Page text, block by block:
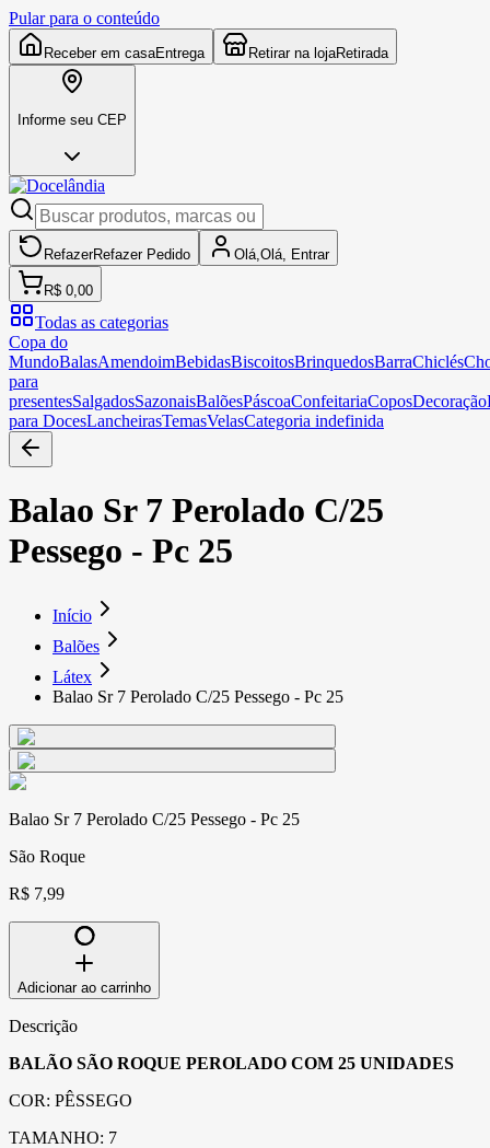
Pular para o conteúdo
Receber em casaEntrega Retirar na lojaRetirada
Informe seu CEP
RefazerRefazer Pedido Olá, Olá, Entrar
R$ 0,00
Todas as categorias
Copa do
MundoBalasAmendoimBebidasBiscoitosBrinquedosBarraChiclés
para
presentesSalgadosSazonaisBalõesPáscoaConfeitariaCoposDecoração
para DocesLancheirasTemasVelasCategoria indefinida
Balao Sr 7 Perolado C/25
Pessego - Pc 25
Início
Balões
Látex
Balao Sr 7 Perolado C/25 Pessego - Pc 25
Balao Sr 7 Perolado C/25 Pessego - Pc 25
São Roque
R$ 7,99
Adicionar ao carrinho
Descrição
BALÃO SÃO ROQUE PEROLADO COM 25 UNIDADES
COR: PÊSSEGO
TAMANHO: 7